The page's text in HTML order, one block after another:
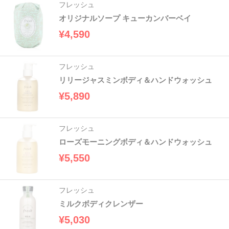
フレッシュ
オリジナルソープ キューカンバーベイ
¥4,590
フレッシュ
リリージャスミンボディ＆ハンドウォッシュ
¥5,890
フレッシュ
ローズモーニングボディ＆ハンドウォッシュ
¥5,550
フレッシュ
ミルクボディクレンザー
¥5,030